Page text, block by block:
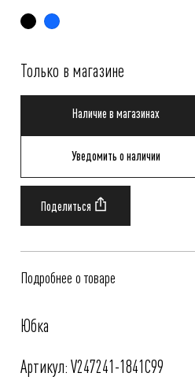
Только в магазине
Наличие в магазинах
Уведомить о наличии
Подробнее о товаре
Юбка
Артикул: V247241-1841C99